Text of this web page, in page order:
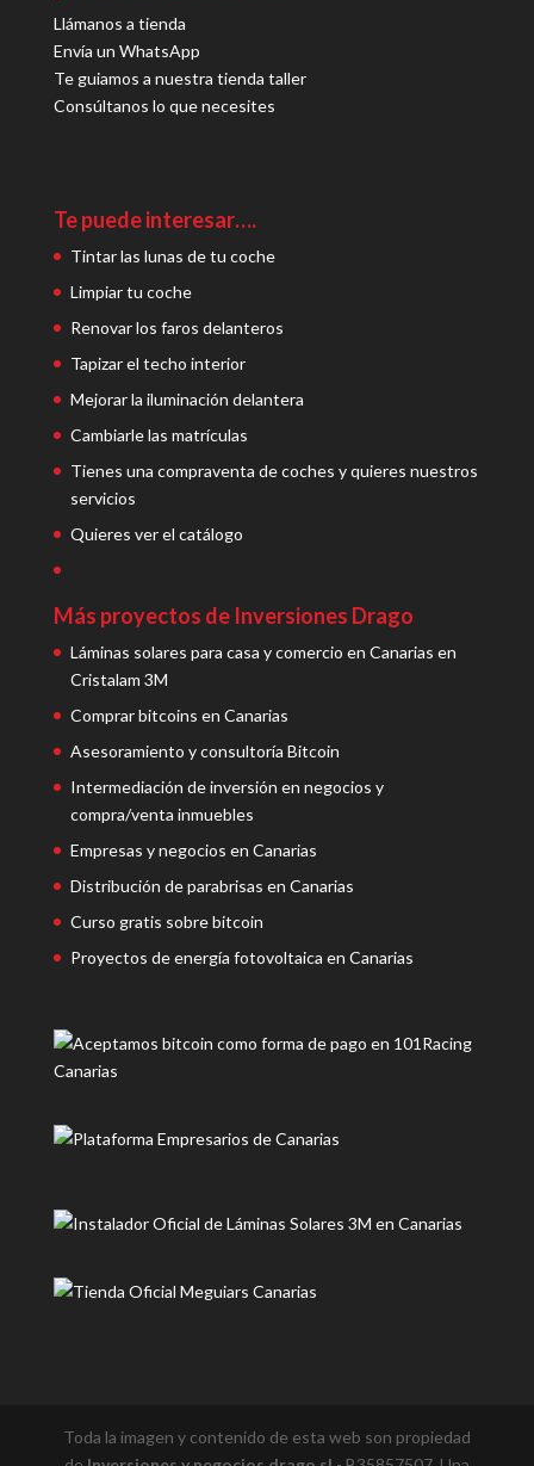
Llámanos a tienda
Envía un WhatsApp
Te guiamos a nuestra tienda taller
Consúltanos lo que necesites
Te puede interesar….
Tintar las lunas de tu coche
Limpiar tu coche
Renovar los faros delanteros
Tapizar el techo interior
Mejorar la iluminación delantera
Cambiarle las matrículas
Tienes una compraventa de coches y quieres nuestros
servicios
Quieres ver el catálogo
Más proyectos de Inversiones Drago
Láminas solares para casa y comercio en Canarias en
Cristalam 3M
Comprar bitcoins en Canarias
Asesoramiento y consultoría Bitcoin
Intermediación de inversión en negocios y
compra/venta inmuebles
Empresas y negocios en Canarias
Distribución de parabrisas en Canarias
Curso gratis sobre bitcoin
Proyectos de energía fotovoltaica en Canarias
Toda la imagen y contenido de esta web son propiedad